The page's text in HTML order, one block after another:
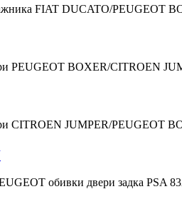
FIAT DUCATO/PEUGEOT
PEUGEOT BOXER/CITROEN
CITROEN JUMPER/PEUGEOT
обивки двери задка PSA